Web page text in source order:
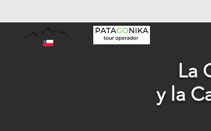
La experiencia patagonia comienza aquí
La
y la